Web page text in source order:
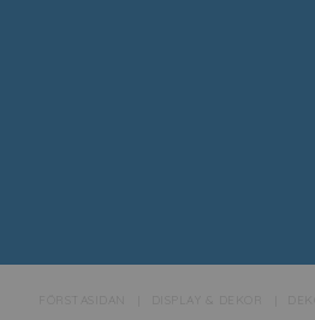
FÖRSTASIDAN DISPLAY & DEKOR